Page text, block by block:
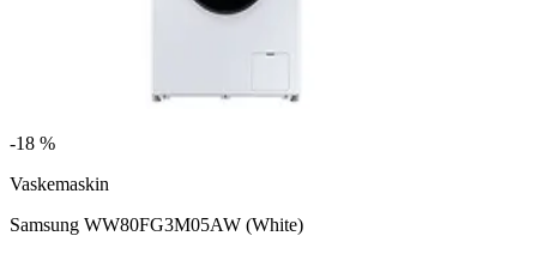
-18 %
Vaskemaskin
Samsung WW80FG3M05AW (White)